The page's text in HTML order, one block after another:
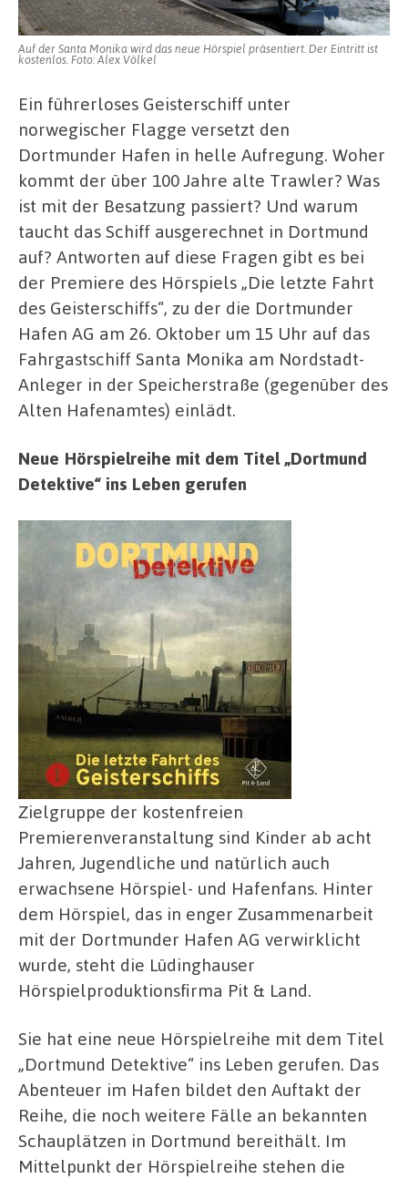
Auf der Santa Monika wird das neue Hörspiel präsentiert. Der Eintritt ist
kostenlos. Foto: Alex Völkel
Ein führerloses Geisterschiff unter
norwegischer Flagge versetzt den
Dortmunder Hafen in helle Aufregung. Woher
kommt der über 100 Jahre alte Trawler? Was
ist mit der Besatzung passiert? Und warum
taucht das Schiff ausgerechnet in Dortmund
auf? Antworten auf diese Fragen gibt es bei
der Premiere des Hörspiels „Die letzte Fahrt
des Geisterschiffs“, zu der die Dortmunder
Hafen AG am 26. Oktober um 15 Uhr auf das
Fahrgastschiff Santa Monika am Nordstadt-
Anleger in der Speicherstraße (gegenüber des
Alten Hafenamtes) einlädt.
Neue Hörspielreihe mit dem Titel „Dortmund
Detektive“ ins Leben gerufen
Zielgruppe der kostenfreien
Premierenveranstaltung sind Kinder ab acht
Jahren, Jugendliche und natürlich auch
erwachsene Hörspiel- und Hafenfans. Hinter
dem Hörspiel, das in enger Zusammenarbeit
mit der Dortmunder Hafen AG verwirklicht
wurde, steht die Lüdinghauser
Hörspielproduktionsfirma Pit & Land.
Sie hat eine neue Hörspielreihe mit dem Titel
„Dortmund Detektive“ ins Leben gerufen. Das
Abenteuer im Hafen bildet den Auftakt der
Reihe, die noch weitere Fälle an bekannten
Schauplätzen in Dortmund bereithält. Im
Mittelpunkt der Hörspielreihe stehen die